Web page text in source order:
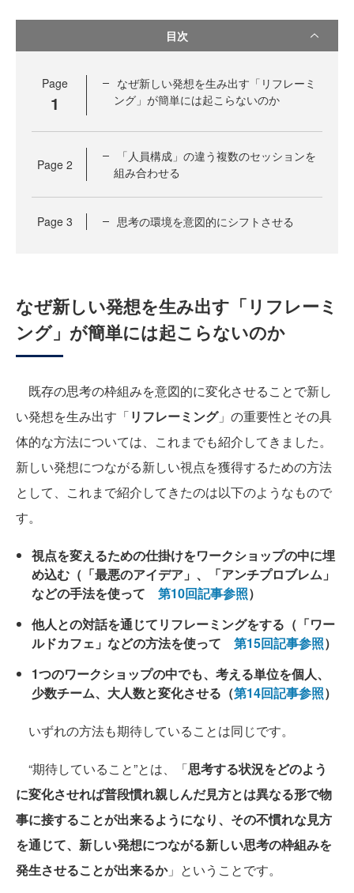
目次
Page
1
なぜ新しい発想を生み出す「リフレーミ
ング」が簡単には起こらないのか
Page 2
「人員構成」の違う複数のセッションを
組み合わせる
Page 3 思考の環境を意図的にシフトさせる
なぜ新しい発想を生み出す「リフレーミ
ング」が簡単には起こらないのか
既存の思考の枠組みを意図的に変化させることで新し
い発想を生み出す「リフレーミング」の重要性とその具
体的な方法については、これまでも紹介してきました。
新しい発想につながる新しい視点を獲得するための方法
として、これまで紹介してきたのは以下のようなもので
す。
視点を変えるための仕掛けをワークショップの中に埋
め込む（「最悪のアイデア」、「アンチプロブレム」
などの手法を使って 第10回記事参照）
他人との対話を通じてリフレーミングをする（「ワー
ルドカフェ」などの方法を使って 第15回記事参照）
1つのワークショップの中でも、考える単位を個人、
少数チーム、大人数と変化させる（第14回記事参照）
いずれの方法も期待していることは同じです。
“期待していること”とは、「思考する状況をどのよう
に変化させれば普段慣れ親しんだ見方とは異なる形で物
事に接することが出来るようになり、その不慣れな見方
を通じて、新しい発想につながる新しい思考の枠組みを
発生させることが出来るか」ということです。